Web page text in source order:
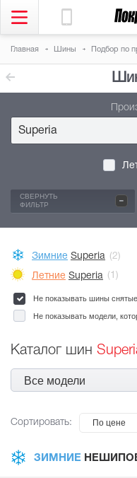
Главная Шины Подбор по
Superia
СВЕРНУТЬ
ФИЛЬТР
-
Зимние Superia (2)
Летние Superia (1)
Не показывать шины
Не показывать модели,
Каталог шин
Все модели
Сортировать: По цене
ЗИМНИЕ